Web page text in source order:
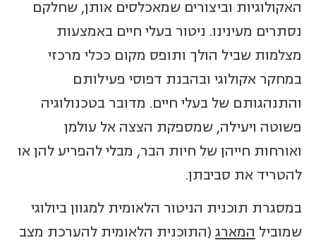
האקולוגיות וביצורים שמאכלסים אותן, שחלקם
נסתרים מעינינו. ניטור בעלי חיים באמצעות
מצלמות שביל הולך ותופס מקום ככלי מרכזי
במחקר אקולוגי ובהבנת דפוסי פעילותם
והתנהגותם של בעלי חיים. מדובר בטכנולוגיה
פשוטה ויעילה, שמספקת הצצה אל עולמן
ואורחות חייהן של חיות הבר, מבלי להפריע להן או
להטריד את סביבתן.
במסגרת תוכנית הניטור הלאומית למגוון ביולוגי
שמוביל המארג (התוכנית הלאומית להערכת מצב